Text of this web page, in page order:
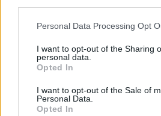
Personal Data Processing Opt
I want to opt-out of the Sharing
personal data.
Opted In
I want to opt-out of the Sale of
Personal Data.
Opted In
Nyomtatott lapjaink
Székely Hírmondó
Sütibeállítások